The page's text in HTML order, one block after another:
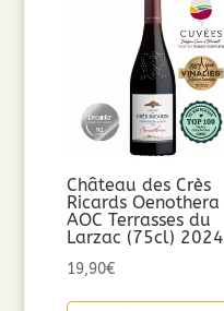
Château des Crès
Ricards Oenothera
AOC Terrasses du
Larzac (75cl) 2024
19,90€